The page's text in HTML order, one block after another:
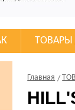
Главная